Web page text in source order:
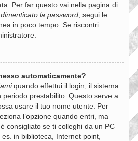
Per far questo vai nella pagina di
la password, segui le
in poco tempo. Se riscontri
automaticamente?
quando effettui il login, il sistema
prestabilito. Questo serve a
usare il tuo nome utente. Per
l’opzione quando entri, ma
consigliato se ti colleghi da un PC
in biblioteca, Internet point,